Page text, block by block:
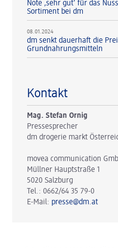
Note ‚sehr gut‘ für das
Sortiment bei dm
08.01.2024
dm senkt dauerhaft die
Grundnahrungsmitteln
Kontakt
Mag. Stefan Ornig
Pressesprecher
dm drogerie markt
movea communication
Müllner Hauptstraße 1
5020 Salzburg
Tel.: 0662/64 35 79-0
E-Mail: presse@dm.at